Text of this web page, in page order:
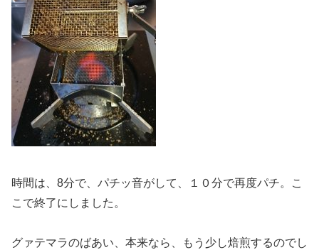
時間は、8分で、パチッ音がして、１０分で再度パチ。こ
こで終了にしました。
グァテマラのばあい、本来なら、もう少し焙煎するのでし